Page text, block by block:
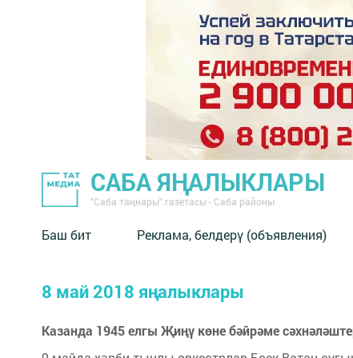
САБА ЯҢАЛЫКЛАРЫ
"Саба таңнары" газетасы - Саба районы
Баш бит Реклама, белдерү (объявления)
8 май 2018 яңалыклары
Казанда 1945 елгы Җиңү көне бәйрәме